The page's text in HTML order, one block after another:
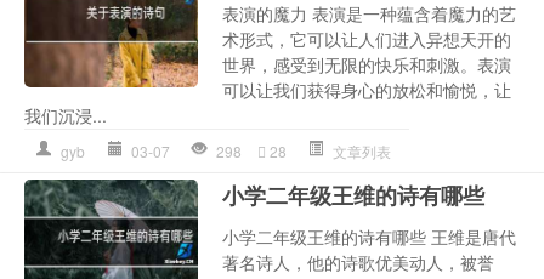
表演的魔力 表演是一种蕴含着魔力的艺
术形式，它可以让人们进入异想天开的
世界，感受到无限的快乐和刺激。表演
可以让我们获得身心的放松和愉悦，让
我们沉浸...
gyb 03-07 298 28 文章列表
小学二年级王维的诗有哪些
小学二年级王维的诗有哪些 王维是唐代
著名诗人，他的诗歌优美动人，被誉